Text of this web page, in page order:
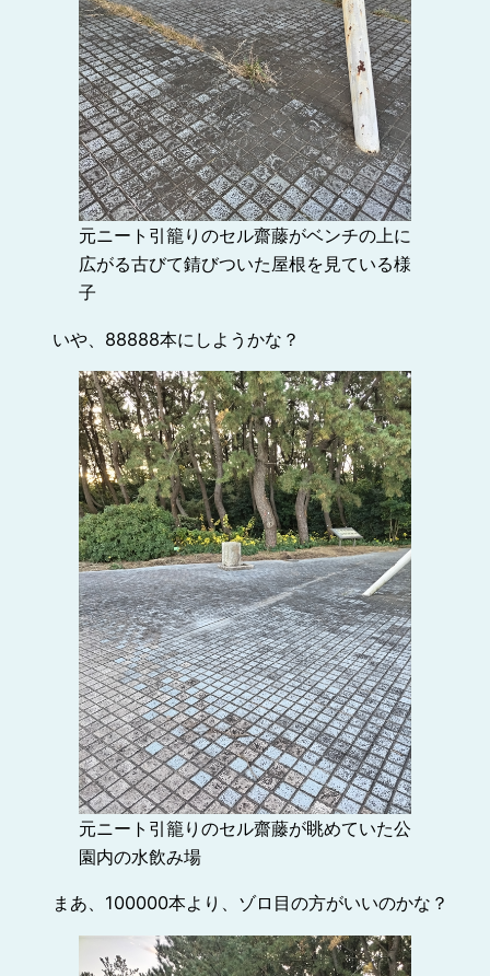
元ニート引籠りのセル齋藤がベンチの上に
広がる古びて錆びついた屋根を見ている様
子
いや、88888本にしようかな？
元ニート引籠りのセル齋藤が眺めていた公
園内の水飲み場
まあ、100000本より、ゾロ目の方がいいのかな？